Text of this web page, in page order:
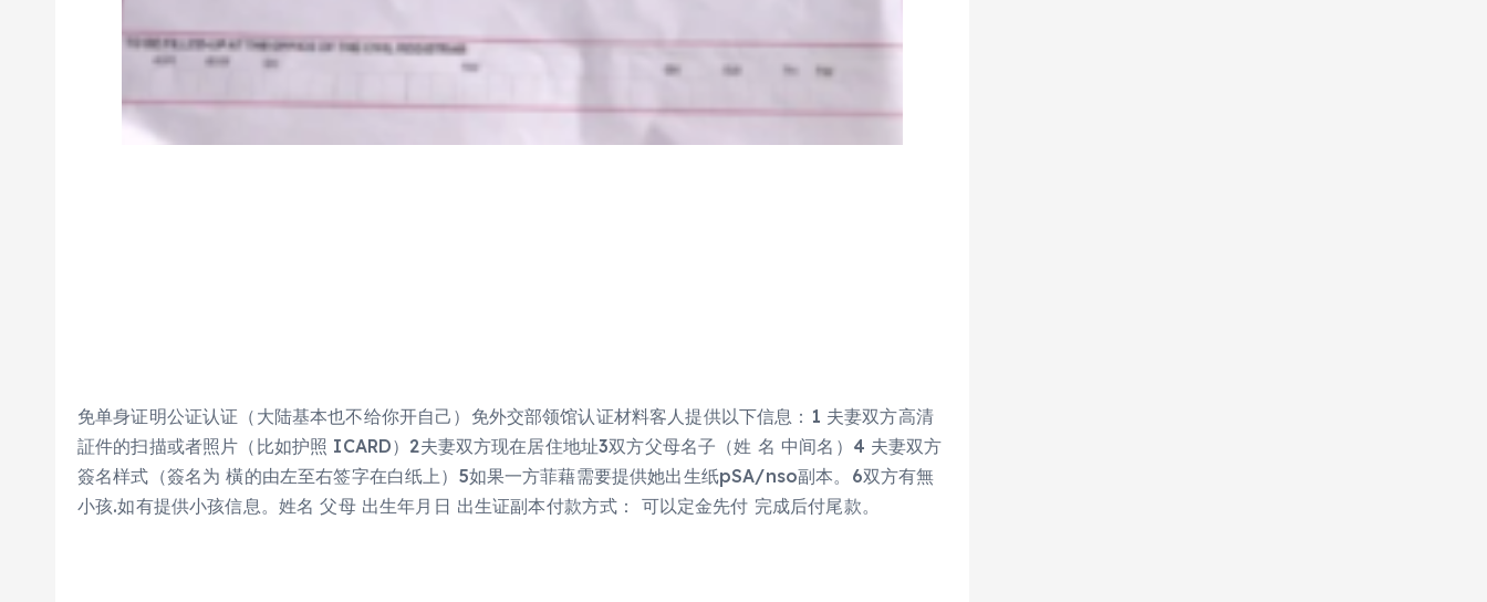
免单身证明公证认证（大陆基本也不给你开自己）免外交部领馆认证材料客人提供以下信息：1 夫妻双方高清
証件的扫描或者照片（比如护照 ICARD）2夫妻双方现在居住地址3双方父母名子（姓 名 中间名）4 夫妻双方
簽名样式（簽名为 橫的由左至右签字在白纸上）5如果一方菲藉需要提供她出生纸pSA/nso副本。6双方有無
小孩.如有提供小孩信息。姓名 父母 出生年月日 出生证副本付款方式： 可以定金先付 完成后付尾款。